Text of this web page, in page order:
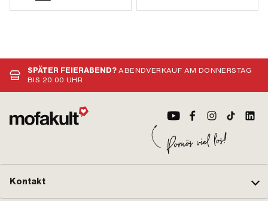
SPÄTER FEIERABEND?ABENDVERKAUF AM DONNERSTAG
BIS 20:00 UHR
Kontakt